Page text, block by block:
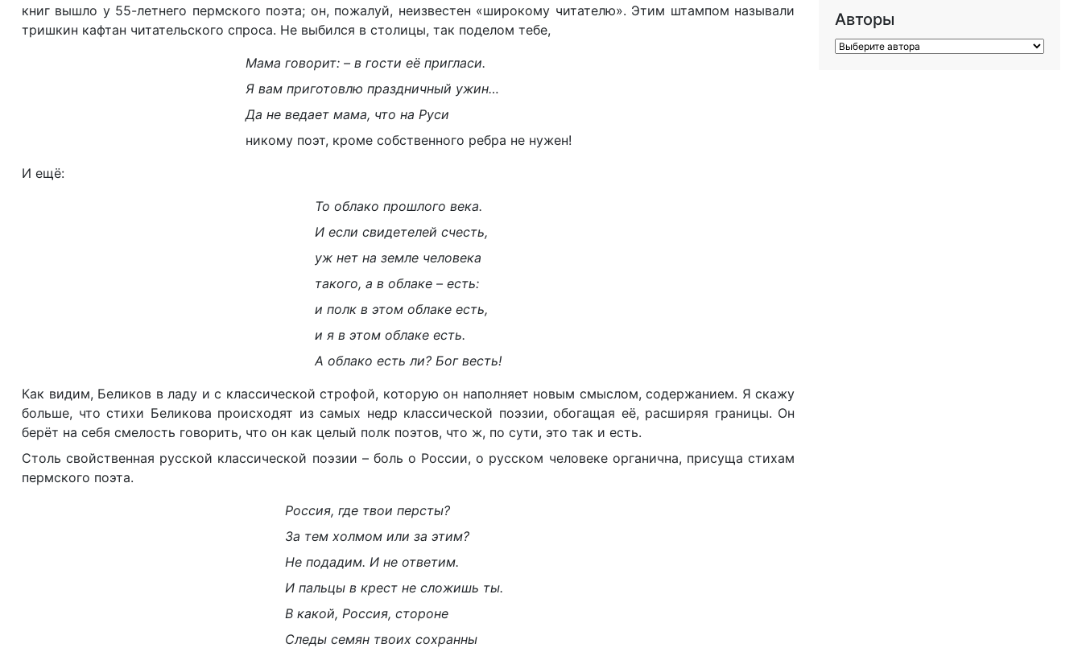
книг вышло у 55-летнего пермского поэта; он, пожалуй, неизвестен «широкому читателю». Этим штампом называли
тришкин кафтан читательского спроса. Не выбился в столицы, так поделом тебе,
Мама говорит: – в гости её пригласи.
Я вам приготовлю праздничный ужин…
Да не ведает мама, что на Руси
никому поэт, кроме собственного ребра не нужен!
И ещё:
То облако прошлого века.
И если свидетелей счесть,
уж нет на земле человека
такого, а в облаке – есть:
и полк в этом облаке есть,
и я в этом облаке есть.
А облако есть ли? Бог весть!
Как видим, Беликов в ладу и с классической строфой, которую он наполняет новым смыслом, содержанием. Я скажу
больше, что стихи Беликова происходят из самых недр классической поэзии, обогащая её, расширяя границы. Он
берёт на себя смелость говорить, что он как целый полк поэтов, что ж, по сути, это так и есть.
Столь свойственная русской классической поэзии – боль о России, о русском человеке органична, присуща стихам
пермского поэта.
Россия, где твои персты?
За тем холмом или за этим?
Не подадим. И не ответим.
И пальцы в крест не сложишь ты.
В какой, Россия, стороне
Следы семян твоих сохранны
Авторы